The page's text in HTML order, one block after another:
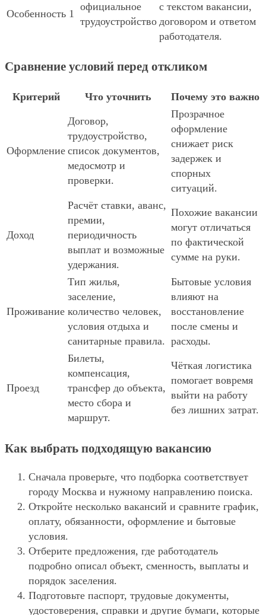
Особенность 1
официальное
трудоустройство
с текстом вакансии,
договором и ответом
работодателя.
Сравнение условий перед откликом
Критерий Что уточнить Почему это важно
Оформление
Договор,
трудоустройство,
список документов,
медосмотр и
проверки.
Прозрачное
оформление
снижает риск
задержек и
спорных
ситуаций.
Доход
Расчёт ставки, аванс,
премии,
периодичность
выплат и возможные
удержания.
Похожие вакансии
могут отличаться
по фактической
сумме на руки.
Проживание
Тип жилья,
заселение,
количество человек,
условия отдыха и
санитарные правила.
Бытовые условия
влияют на
восстановление
после смены и
расходы.
Проезд
Билеты,
компенсация,
трансфер до объекта,
место сбора и
маршрут.
Чёткая логистика
помогает вовремя
выйти на работу
без лишних затрат.
Как выбрать подходящую вакансию
Сначала проверьте, что подборка соответствует
городу Москва и нужному направлению поиска.
Откройте несколько вакансий и сравните график,
оплату, обязанности, оформление и бытовые
условия.
Отберите предложения, где работодатель
подробно описал объект, сменность, выплаты и
порядок заселения.
Подготовьте паспорт, трудовые документы,
удостоверения, справки и другие бумаги, которые